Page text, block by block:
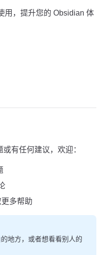
用，提升您的 Obsidian 体
有任何建议，欢迎：
多帮助
地方，或者想看看别人的